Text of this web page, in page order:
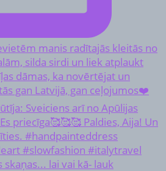
lai vai kā- lauk